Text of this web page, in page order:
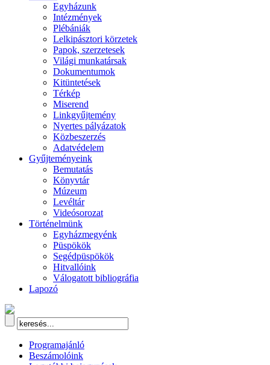
Egyházunk
Intézmények
Plébániák
Lelkipásztori körzetek
Papok, szerzetesek
Világi munkatársak
Dokumentumok
Kitüntetések
Térkép
Miserend
Linkgyűjtemény
Nyertes pályázatok
Közbeszerzés
Adatvédelem
Gyűjteményeink
Bemutatás
Könyvtár
Múzeum
Levéltár
Videósorozat
Történelmünk
Egyházmegyénk
Püspökök
Segédpüspökök
Hitvallóink
Válogatott bibliográfia
Lapozó
Programajánló
Beszámolóink